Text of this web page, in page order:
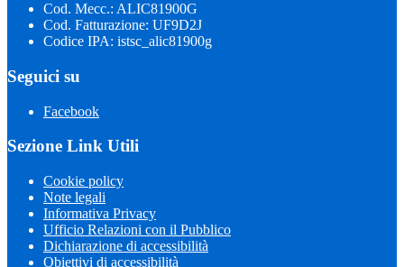
Cod. Mecc.: ALIC81900G
Cod. Fatturazione: UF9D2J
Codice IPA: istsc_alic81900g
Seguici su
Facebook
Sezione Link Utili
Cookie policy
Note legali
Informativa Privacy
Ufficio Relazioni con il Pubblico
Dichiarazione di accessibilità
Obiettivi di accessibilità